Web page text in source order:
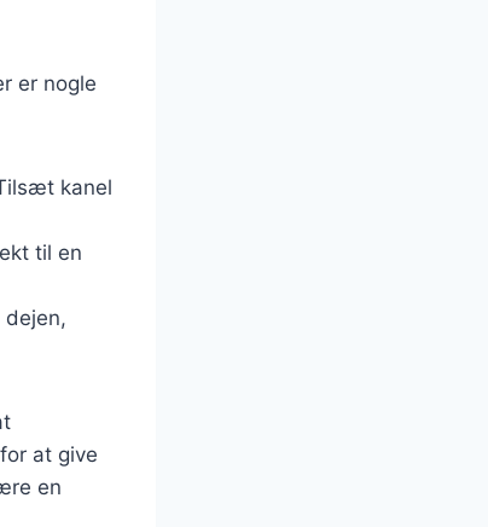
er nogle
kanel
til en
at give
en